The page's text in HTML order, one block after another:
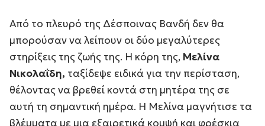
Από το πλευρό της Δέσποινας Βανδή δεν θα
μπορούσαν να λείπουν οι δύο μεγαλύτερες
στηρίξεις της ζωής της. Η κόρη της, Μελίνα
Νικολαΐδη, ταξίδεψε ειδικά για την περίσταση,
θέλοντας να βρεθεί κοντά στη μητέρα της σε
αυτή τη σημαντική ημέρα. Η Μελίνα μαγνήτισε τα
βλέμματα με μια εξαιρετικά κομψή και φρέσκια